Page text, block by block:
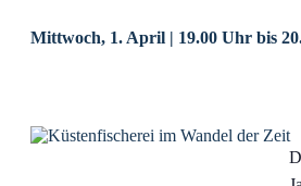
Mittwoch, 1. April | 19.00 Uhr bis